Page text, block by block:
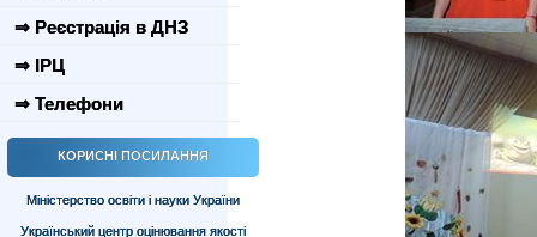
⇒ Реєстрація в ДНЗ
⇒ ІРЦ
⇒ Телефони
КОРИСНІ ПОСИЛАННЯ
Міністерство освіти і науки України
Український центр оцінювання якості